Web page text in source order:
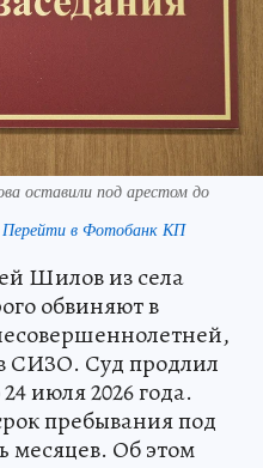
оставили под арестом до
Перейти в Фотобанк КП
Шилов из села
обвиняют в
СИЗО. Суд продлил
июля 2026 года.
пребывания под
месяцев. Об этом